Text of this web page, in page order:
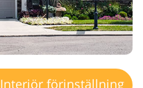
Interiör förinställning